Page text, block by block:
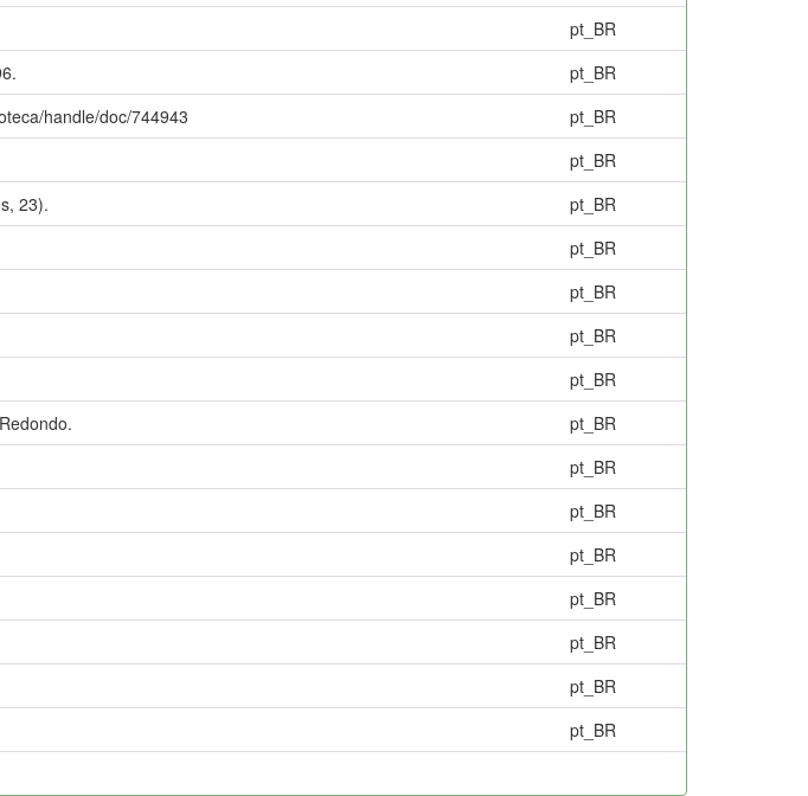
pt_BR
pt_BR
handle/doc/744943
pt_BR
pt_BR
23).
pt_BR
pt_BR
pt_BR
pt_BR
pt_BR
pt_BR
pt_BR
pt_BR
pt_BR
pt_BR
pt_BR
pt_BR
pt_BR